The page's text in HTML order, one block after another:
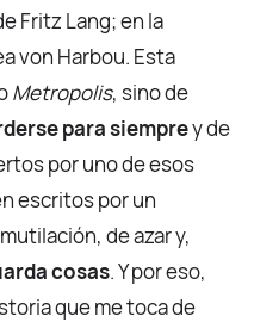
Fritz Lang; en la
von Harbou. Esta
Metropolis, sino de
para siemprey de
por uno de esos
escritos por un
de azar y,
cosas. Y por eso,
que me toca de